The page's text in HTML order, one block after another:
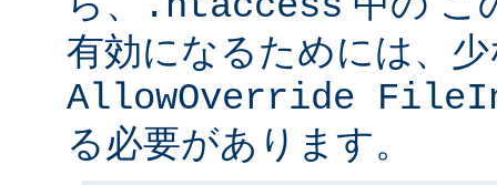
有効になるためには、
AllowOverride
る必要があります。